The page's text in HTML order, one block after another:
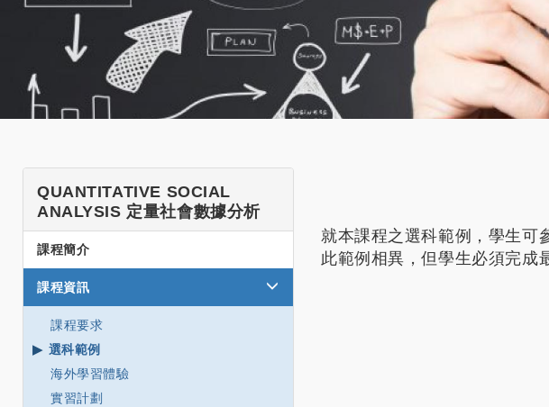
SHSS
CT
UG
QSA
Side
Menu
QUANTITATIVE SOCIAL
ANALYSIS 定量社會數據分析
課程簡介
課程資訊
課程要求
選科範例
海外學習體驗
實習計劃
就本課程之選科範例，學生可
此範例相異，但學生必須完成